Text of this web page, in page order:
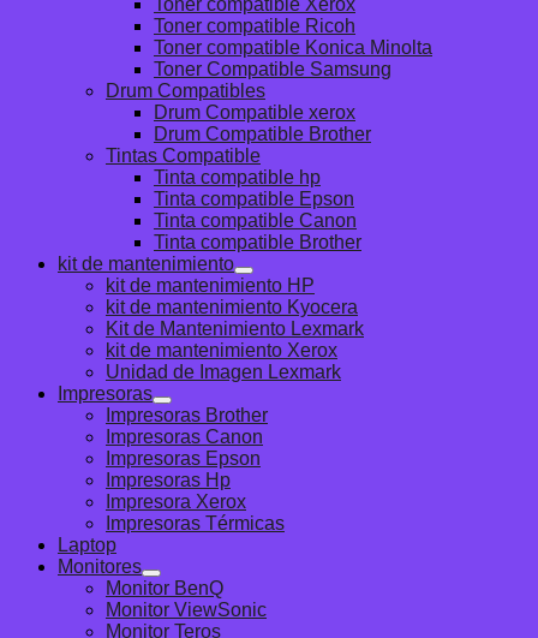
Toner compatible Xerox
Toner compatible Ricoh
Toner compatible Konica Minolta
Toner Compatible Samsung
Drum Compatibles
Drum Compatible xerox
Drum Compatible Brother
Tintas Compatible
Tinta compatible hp
Tinta compatible Epson
Tinta compatible Canon
Tinta compatible Brother
kit de mantenimiento
kit de mantenimiento HP
kit de mantenimiento Kyocera
Kit de Mantenimiento Lexmark
kit de mantenimiento Xerox
Unidad de Imagen Lexmark
Impresoras
Impresoras Brother
Impresoras Canon
Impresoras Epson
Impresoras Hp
Impresora Xerox
Impresoras Térmicas
Laptop
Monitores
Monitor BenQ
Monitor ViewSonic
Monitor Teros